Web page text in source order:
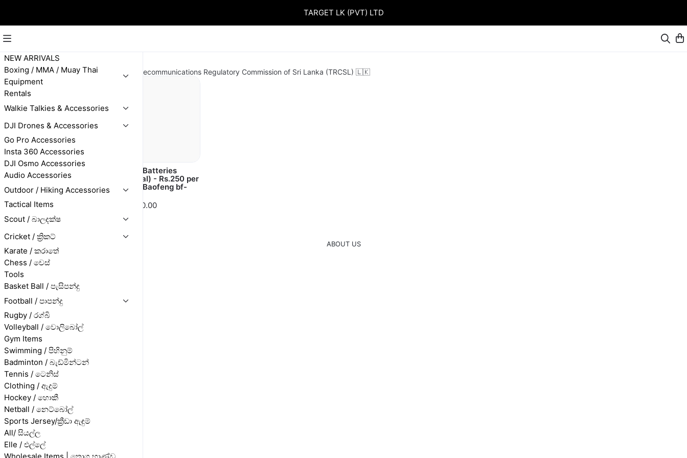
TARGET LK (PVT) LTD
NEW ARRIVALS
Boxing / MMA / Muay Thai
Equipment
Rentals
Walkie Talkies & Accessories
DJI Drones & Accessories
Go Pro Accessories
Insta 360 Accessories
DJI Osmo Accessories
Audio Accessories
Outdoor / Hiking Accessories
Tactical Items
Scout / බාලදක්ෂ
Cricket / ක්‍රිකට්
Karate / කරාතේ
Chess / චෙස්
Tools
Basket Ball / පැසිපන්දු
Football / පාපන්දු
Rugby / රග්බි
Volleyball / වොලිබෝල්
Gym Items
Swimming / පිහිනුම්
Badminton / බැඩ්මින්ටන්
Tennis / ටෙනිස්
Clothing / ඇදුම්
Hockey / හොකී
Netball / නෙට්බෝල්
Sports Jersey/ක්‍රීඩා ඇඳුම්
All/ සියල්ල
Elle / එල්ලේ
Rental
We are officially licensed by the Telecommunications Regulatory Commission of Sri Lanka (TRCSL) 🇱🇰
Walkie talkies
(Rental) - Rs.1000
per day + free
Accessories
රු. 1,000.00
Extra Batteries
(Rental) - Rs.250 per
day - Baofeng bf-
888s
රු. 250.00
ABOUT US